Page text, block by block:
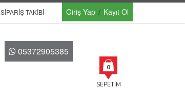
Giriş Yap Kayıt Ol
SIPARIŞ TAKIBI
05372905385
SEPETIM
0